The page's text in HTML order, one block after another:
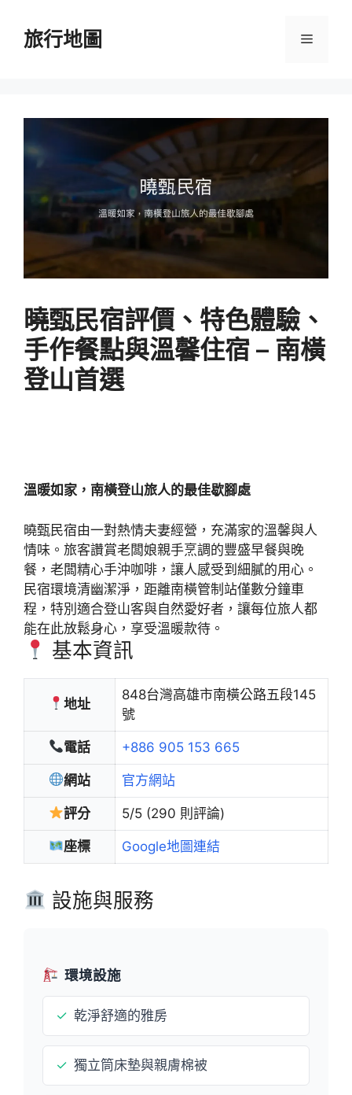
旅行地圖 選
曉甄民宿評價、特色體驗、
手作餐點與溫馨住宿 – 南橫
登山首選
溫暖如家，南橫登山旅人的最佳歇腳處
曉甄民宿由一對熱情夫妻經營，充滿家的溫馨與人
情味。旅客讚賞老闆娘親手烹調的豐盛早餐與晚
餐，老闆精心手沖咖啡，讓人感受到細膩的用心。
民宿環境清幽潔淨，距離南橫管制站僅數分鐘車
程，特別適合登山客與自然愛好者，讓每位旅人都
能在此放鬆身心，享受溫暖款待。
基本資訊
地址
848台灣高雄市南橫公路五段145
號
電話 +886 905 153 665
網站 官方網站
評分 5/5 (290 則評論)
座標 Google地圖連結
設施與服務
環境設施
✓ 乾淨舒適的雅房
✓ 獨立筒床墊與親膚棉被